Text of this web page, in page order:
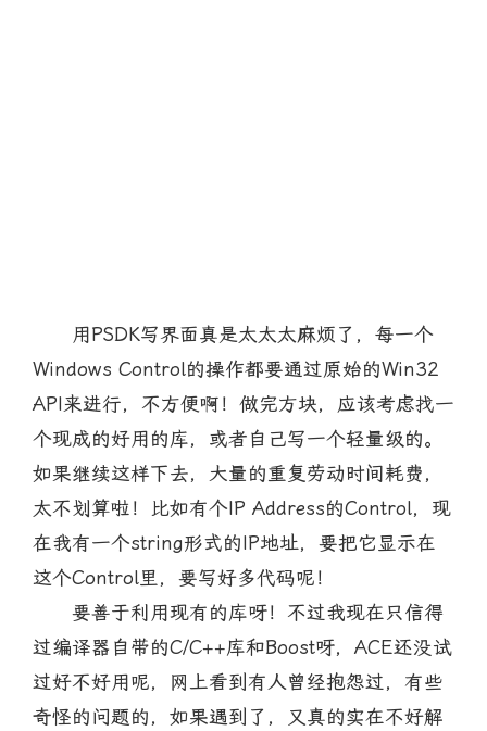
用PSDK写界面真是太太太麻烦了，每一个
Windows Control的操作都要通过原始的Win32
API来进行，不方便啊！做完方块，应该考虑找一
个现成的好用的库，或者自己写一个轻量级的。
如果继续这样下去，大量的重复劳动时间耗费，
太不划算啦！比如有个IP Address的Control，现
在我有一个string形式的IP地址，要把它显示在
这个Control里，要写好多代码呢！
要善于利用现有的库呀！不过我现在只信得
过编译器自带的C/C++库和Boost呀，ACE还没试
过好不好用呢，网上看到有人曾经抱怨过，有些
奇怪的问题的，如果遇到了，又真的实在不好解